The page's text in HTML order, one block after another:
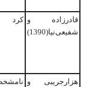
قادرزاده و
شفیعی‌نیا(1390)
کرد
هزارجریبی و